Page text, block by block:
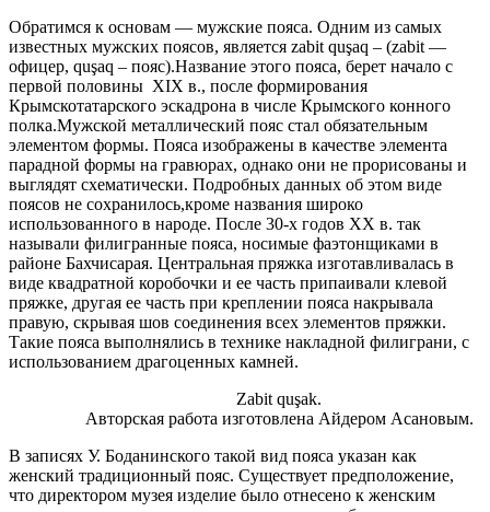
Обратимся к основам — мужские пояса. Одним из самых
известных мужских поясов, является zabit quşaq – (zabit —
офицер, quşaq – пояс).Название этого пояса, берет начало с
первой половины XIX в., после формирования
Крымскотатарского эскадрона в числе Крымского конного
полка.Мужской металлический пояс стал обязательным
элементом формы. Пояса изображены в качестве элемента
парадной формы на гравюрах, однако они не прорисованы и
выглядят схематически. Подробных данных об этом виде
поясов не сохранилось,кроме названия широко
использованного в народе. После 30-х годов ХХ в. так
называли филигранные пояса, носимые фаэтонщиками в
районе Бахчисарая. Центральная пряжка изготавливалась в
виде квадратной коробочки и ее часть припаивали клевой
пряжке, другая ее часть при креплении пояса накрывала
правую, скрывая шов соединения всех элементов пряжки.
Такие пояса выполнялись в технике накладной филиграни, с
использованием драгоценных камней.
Zabit quşak.
Авторская работа изготовлена Айдером Асановым.
В записях У. Боданинского такой вид пояса указан как
женский традиционный пояс. Существует предположение,
что директором музея изделие было отнесено к женским